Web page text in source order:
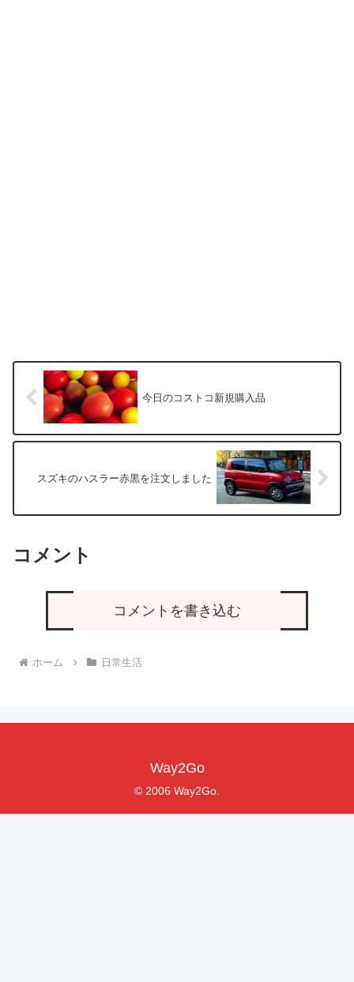
今日のコストコ新規購入品
スズキのハスラー赤黒を注文しました
コメント
コメントを書き込む
ホーム 日常生活
Way2Go
© 2006 Way2Go.